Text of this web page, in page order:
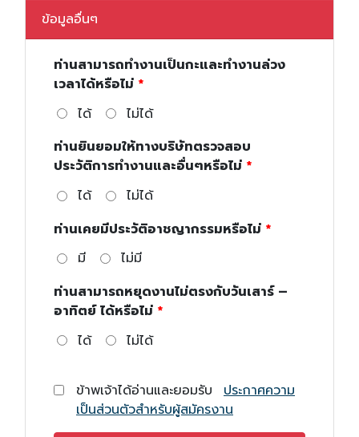
ข้อมูลอื่นๆ
ท่านสามารถทำงานเป็นกะและทำงานล่วง
เวลาได้หรือไม่
ได้
ไม่ได้
ท่านยินยอมให้ทางบริษัทตรวจสอบ
ประวัติการทำงานและอื่นๆหรือไม่
ได้
ไม่ได้
ท่านเคยมีประวัติอาชญากรรมหรือไม่
มี
ไม่มี
ท่านสามารถหยุดงานไม่ตรงกับวันเสาร์ –
อาทิตย์ ได้หรือไม่
ได้
ไม่ได้
ข้าพเจ้าได้อ่านและยอมรับ
ประกาศความ
เป็นส่วนตัวสำหรับผู้สมัครงาน